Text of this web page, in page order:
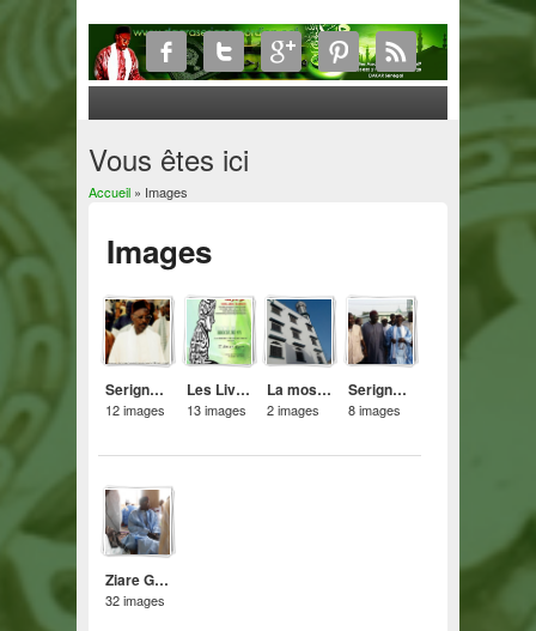
Vous êtes ici
Accueil» Images
Images
Serigne Mor Diop
12 images
Les Livres du Daara Serigne Mor Diop
13 images
La mosquée Du Daara Serigne Mor Diop
2 images
Serigne Mor Diop & autres
8 images
Ziare Général 2015 à Tivaouane
32 images